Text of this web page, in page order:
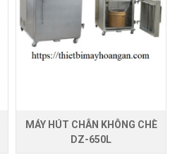
MÁY HÚT CHÂN KHÔNG CHÈ
DZ-650L